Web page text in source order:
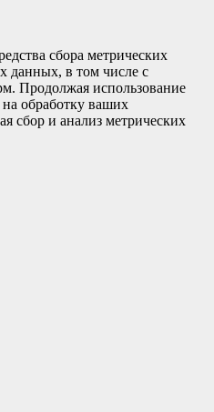
сбора метрических
данных, в том числе с
Продолжая использование
на обработку ваших
сбор и анализ метрических